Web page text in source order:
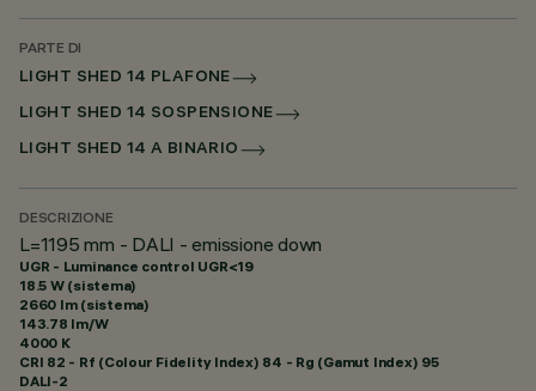
PARTE DI
LIGHT SHED 14 PLAFONE
LIGHT SHED 14 SOSPENSIONE
LIGHT SHED 14 A BINARIO
DESCRIZIONE
L=1195 mm - DALI - emissione down
UGR - Luminance control UGR<19
18.5 W (sistema)
2660 lm (sistema)
143.78 lm/W
4000 K
CRI 82 - Rf (Colour Fidelity Index) 84 - Rg (Gamut Index) 95
DALI-2